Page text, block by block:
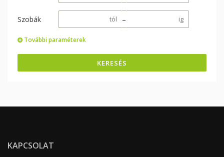
Szobák –
További paraméterek
KERESÉS
KAPCSOLAT